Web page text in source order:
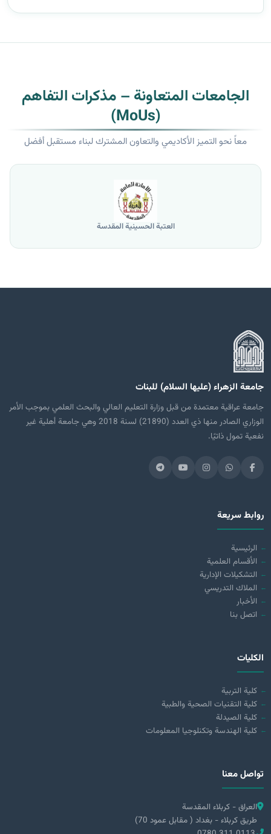
الجامعات المتعاونة – مذكرات التفاهم
(MoUs)
معاً نحو التميز الأكاديمي والتعاون المشترك لبناء مستقبل أفضل
العتبة الحسينية المقدسة
جامعة الزهراء (عليها السلام) للبنات
جامعة عراقية معتمدة من قبل وزارة التعليم العالي والبحث العلمي بموجب الأمر
الوزاري الصادر منها ذي العدد (21890) لسنة 2018 وهي جامعة أهلية غير
نفعية تمول ذاتيًا.
روابط سريعة
الرئيسية
الأقسام العلمية
التشكيلات الإدارية
الملاك التدريسي
الأخبار
اتصل بنا
الكليات
كلية التربية
كلية التقنيات الصحية والطبية
كلية الصيدلة
كلية الهندسة وتكنلوجيا المعلومات
تواصل معنا
العراق - كربلاء المقدسة
طريق كربلاء - بغداد ( مقابل عمود 70)